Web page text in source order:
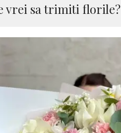
vrei sa trimiti florile?